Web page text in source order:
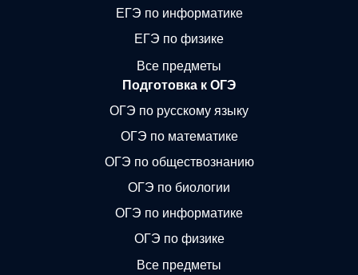
ЕГЭ по информатике
ЕГЭ по физике
Все предметы
Подготовка к ОГЭ
ОГЭ по русскому языку
ОГЭ по математике
ОГЭ по обществознанию
ОГЭ по биологии
ОГЭ по информатике
ОГЭ по физике
Все предметы